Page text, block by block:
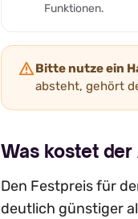
Funktionen.
Bitte nutze ein
absteht, gehört
Was kostet der
Den Festpreis für
deutlich günstiger